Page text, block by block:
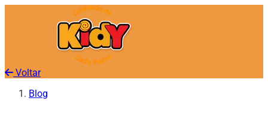
Voltar
Blog